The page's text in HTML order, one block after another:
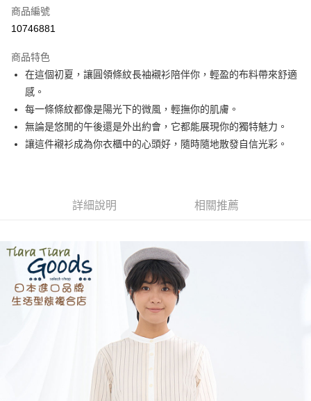
超商取貨付款
Apple Pay
街口支付
悠遊付
Google Pay
AFTEE先享後付
AFTEE先享後付是「在收到商品之後才付款」的支付方式。 讓您購物簡單
便利好安心！
１．簡單：不需註冊會員、不需綁卡、不需儲值。
２．便利：只要手機號碼，簡訊認證，即可結帳。
３．安心：先確認商品／服務後，再付款。
【「AFTEE先享後付」結帳流程】
１．於結帳方式選擇「AFTEE先享後付」後，將跳轉至「AFTEE先享後付」
結帳頁面，進行簡訊認證並確認金額後，即可完成結帳。
２．訂單成立數日內，您將收到繳費通知簡訊。
３．收到繳費通知簡訊後14天內，點擊此簡訊中的連結，可透過四大超商／
ATM／網路銀行／等多元方式進行付款，方視為交易完成。
※ 請注意：結帳手續完成當下不需立刻繳費，但若您需要取消訂單，請聯絡
運送方式
全家取貨付款
每筆NT$60，滿NT$1,800(含以上)免運費
每筆NT$60，滿NT$1,800(含以上)免運費
商品編號
10746881
商品特色
在這個初夏，讓圓領條紋長袖襯衫陪伴你，輕盈的布料帶來舒適
感。
每一條條紋都像是陽光下的微風，輕撫你的肌膚。
無論是悠閒的午後還是外出約會，它都能展現你的獨特魅力。
讓這件襯衫成為你衣櫃中的心頭好，隨時隨地散發自信光彩。
詳細說明 相關推薦